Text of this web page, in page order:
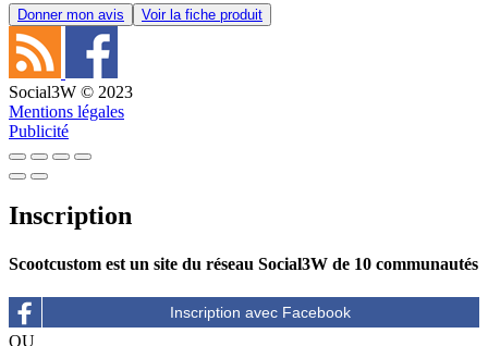
Donner mon avis Voir la fiche produit
Social3W © 2023
Mentions légales
Publicité
Inscription
Scootcustom est un site du réseau Social3W de 10 communautés
OU